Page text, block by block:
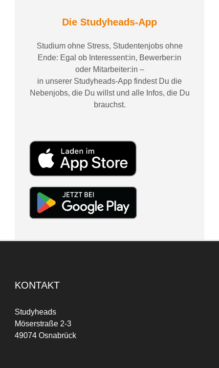
Die Studyheads-App
Studium ohne Stress, Studentenjobs ohne
Ende: Egal ob Interessent:in, Bewerber:in
oder Mitarbeiter:in –
in unserer Studyheads-App findest Du die
Nebenjobs, die Du willst und alle Infos, die Du
brauchst.
KONTAKT
Studyheads
Möserstraße 2-3
49074 Osnabrück